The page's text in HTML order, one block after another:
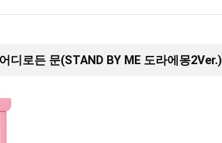
디로든 문(STAND BY ME 도라에몽2Ver.)